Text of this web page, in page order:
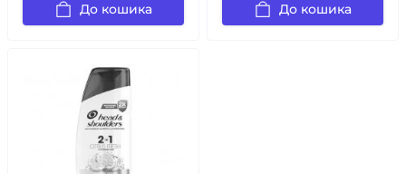
До кошика До кошика